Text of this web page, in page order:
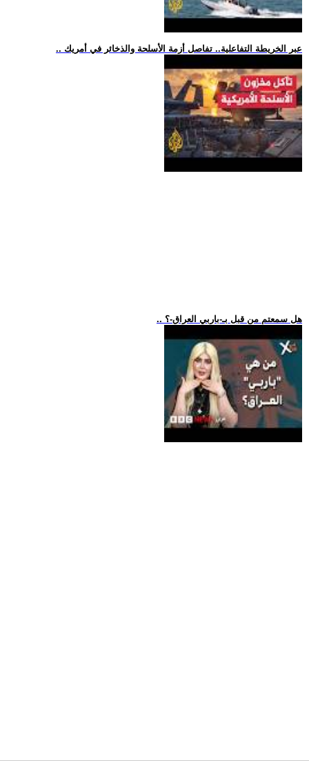
.. عبر الخريطة التفاعلية.. تفاصل أزمة الأسلحة والذخائر في أمريك
.. هل سمعتم من قبل بـ-باربي العراق-؟